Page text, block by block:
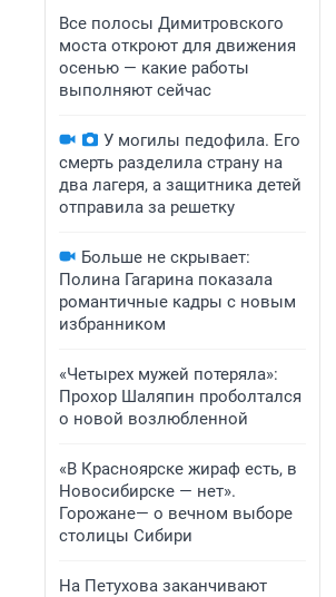
Все полосы Димитровского
моста откроют для движения
осенью — какие работы
выполняют сейчас
У могилы педофила. Его
смерть разделила страну на
два лагеря, а защитника детей
отправила за решетку
Больше не скрывает:
Полина Гагарина показала
романтичные кадры с новым
избранником
«Четырех мужей потеряла»:
Прохор Шаляпин проболтался
о новой возлюбленной
«В Красноярске жираф есть, в
Новосибирске — нет».
Горожане— о вечном выборе
столицы Сибири
На Петухова заканчивают